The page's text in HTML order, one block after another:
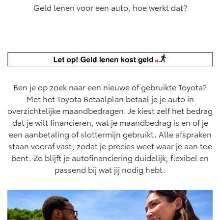
Vanaf € 31.895,- Vanaf € 32.995,-
Corolla Hatchback
HYBRIDE
Vanaf € 33.495,-
Corolla Touring Sports
HYBRIDE
Vanaf € 35.495,-
APK
Airco check
Hybride Zekerheid Controle
Toyota handleidingen
Toyota Service Informatie (SIL)
Schade & Garantie
Schade & Glasherstel
10 jaar Toyota garantie
Wat is Private Lease?
Bereken je maandbedrag
Private Lease voor ZZP
Financieren
Toyota Betaalplan
Oplaadservice
Thuislaadpakketten
Laadpas
Toyota voor de zaak
Leaserijder
ZZP
Wagenparkbeheer
Leasen
Financial Lease
Operational Lease
Werkplaatsafspraak maken
Contact en Route
Schade melden
Plan een proefrit
Vraag een brochure aan
Bekijk de verwachte modellen
Geld lenen voor een auto, hoe werkt dat?
Ben je op zoek naar een nieuwe of gebruikte Toyota?
Met het Toyota Betaalplan betaal je je auto in
overzichtelijke maandbedragen. Je kiest zelf het bedrag
dat je wilt financieren, wat je maandbedrag is en of je
een aanbetaling of slottermijn gebruikt. Alle afspraken
staan vooraf vast, zodat je precies weet waar je aan toe
bent. Zo blijft je autofinanciering duidelijk, flexibel en
passend bij wat jij nodig hebt.